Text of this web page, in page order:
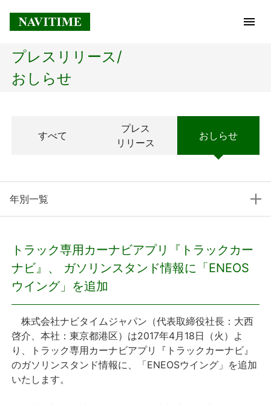
トップページ
経営理念
プレスリリース
おしらせ
サービス
プレスリリース/
おしらせ
すべて
プレス
リリース
おしらせ
年別一覧
トラック専用カーナビアプリ『トラックカー
ナビ』、 ガソリンスタンド情報に「ENEOS
ウイング」を追加
株式会社ナビタイムジャパン（代表取締役社長：大西
啓介、本社：東京都港区）は2017年4月18日（火）よ
り、トラック専用カーナビアプリ『トラックカーナビ』
のガソリンスタンド情報に、「ENEOSウイング」を追加
いたします。